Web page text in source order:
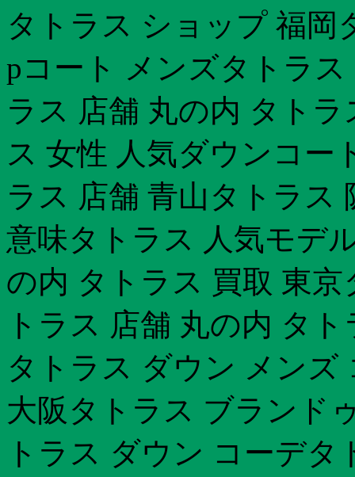
タトラス ショップ 福岡
pコート メンズタトラ
ラス 店舗 丸の内 タト
ス 女性 人気ダウンコー
ラス 店舗 青山タトラス
意味タトラス 人気モデ
の内 タトラス 買取 東
トラス 店舗 丸の内 タ
タトラス ダウン メン
大阪タトラス ブランド
トラス ダウン コーデ